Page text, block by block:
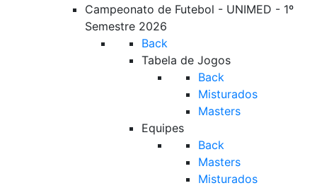
Campeonato de Futebol - UNIMED - 1º
Semestre 2026
Back
Tabela de Jogos
Back
Misturados
Masters
Equipes
Back
Masters
Misturados